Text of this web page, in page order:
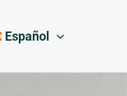
Español